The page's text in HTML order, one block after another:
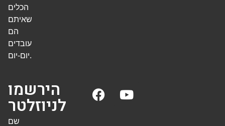
הכלים
שאיתם
הם
עובדים
יום-יום.
הירשמו
לניוזלטר
שם